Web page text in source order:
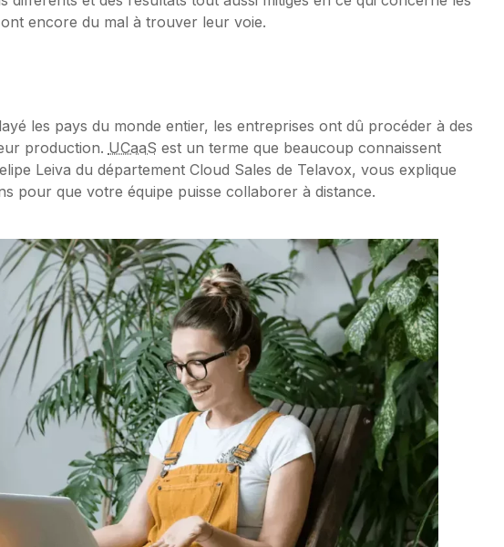
encore du mal à trouver leur voie.
les pays du monde entier, les entreprises ont dû procéder à des
production. UCaaS est un terme que beaucoup connaissent
Leiva du département Cloud Sales de Telavox, vous explique
pour que votre équipe puisse collaborer à distance.